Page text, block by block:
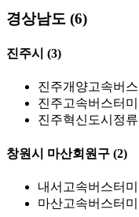
경상남도 (6)
진주시 (3)
진주개양고속버
진주고속버스터
진주혁신도시정
창원시 마산회원구 (2)
내서고속버스터
마산고속버스터